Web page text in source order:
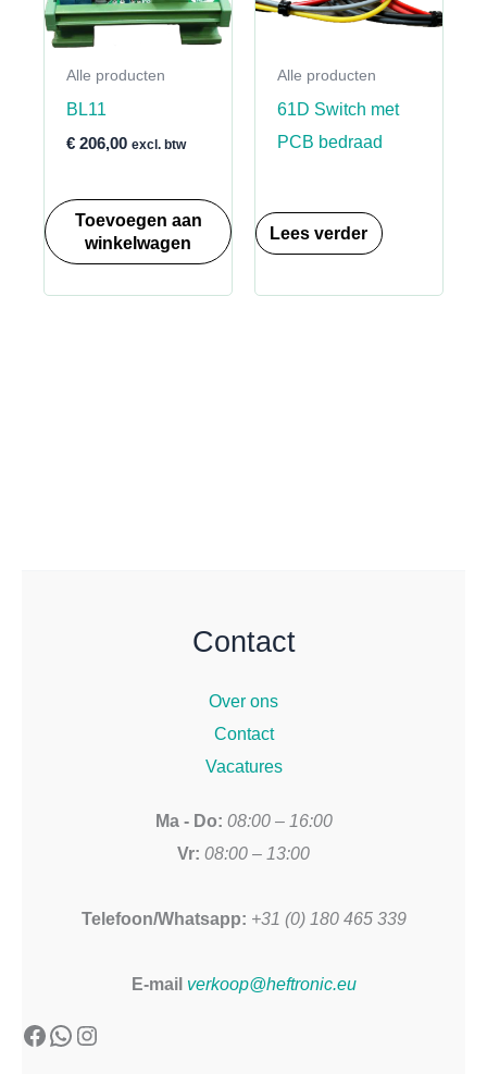
Alle producten
BL11
€206,00 excl. btw
Toevoegen aan
winkelwagen
Alle producten
61D Switch met
PCB bedraad
Lees verder
Contact
Over ons
Contact
Vacatures
Ma - Do: 08:00 – 16:00
Vr: 08:00 – 13:00
Telefoon/Whatsapp: +31 (0) 180 465 339
E-mail verkoop@heftronic.eu
Facebook
WhatsApp
Instagram